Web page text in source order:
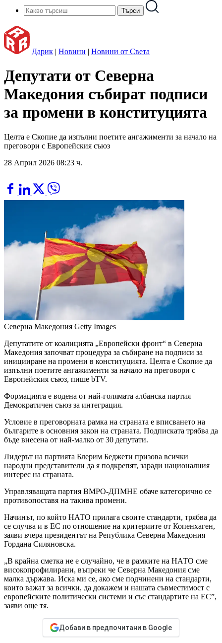
Дарик | Новини | Новини от Света
Депутати от Северна
Македония събират подписи
за промени в конституцията
Целта е Скопие да изпълни поетите ангажименти за начало на
преговори с Европейския съюз
28 Април 2026 08:23 ч.
Северна Македония Getty Images
Депутатите от коалицията „Европейски фронт“ в Северна
Македония започват процедура за събиране на подписи за
иницииране на промени в конституцията. Целта е Скопие да
изпълни поетите ангажименти за начало на преговори с
Европейския съюз, пише bTV.
Формацията е водена от най-голямата албанска партия
Демократичeн съюз за интеграция.
Условие в преговорната рамка на страната е вписването на
българите в основния закон на страната. Подписката трябва да
бъде внесена от най-малко от 30 депутати.
Лидерът на партията Блерим Беджети призова всички
народни представители да я подкрепят, заради националния
интерес на страната.
Управляващата партия ВМРО-ДПМНЕ обаче категорично се
противопоставя на такива промени.
Начинът, по който НАТО прилага своите стандарти, трябва да
се случва и в ЕС по отношение на критериите от Копенхаген,
заяви вчера президентът на Република Северна Македония
Гордана Силяновска.
„В крайна сметка не е случайно, че в рамките на НАТО сме
високопрофилирани, въпреки че Северна Македония сме
малка държава. Иска ми се, ако сме подчинени на стандарти,
които важат за всички, да докажем и нашата съвместимост с
европейските политически системи и със стандартите на ЕС”,
заяви още тя.
Добави в предпочитани в Google